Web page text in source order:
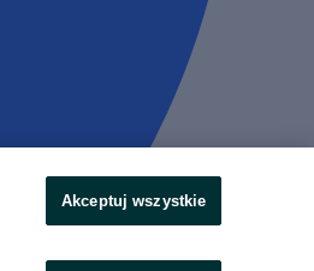
Akceptuj wszystkie